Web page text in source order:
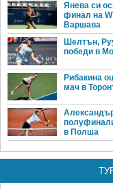
Янева си
финал на
Варшава
Шелтън,
победи в
Рибакина
мач в
в Полша